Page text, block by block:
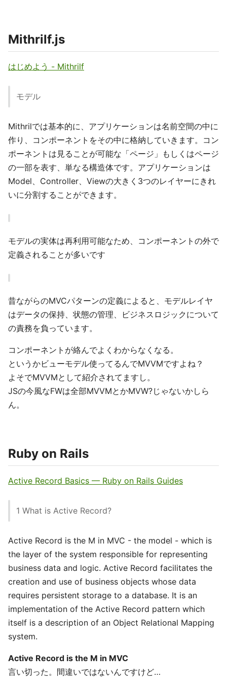
Mithrilf.js
はじめよう - Mithrilf
モデル
Mithrilでは基本的に、アプリケーションは名前空間の中に
作り、コンポーネントをその中に格納していきます。コン
ポーネントは見ることが可能な「ページ」もしくはページ
の一部を表す、単なる構造体です。アプリケーションは
Model、Controller、Viewの大きく3つのレイヤーにきれ
いに分割することができます。
モデルの実体は再利用可能なため、コンポーネントの外で
定義されることが多いです
昔ながらのMVCパターンの定義によると、モデルレイヤ
はデータの保持、状態の管理、ビジネスロジックについて
の責務を負っています。
コンポーネントが絡んでよくわからなくなる。
というかビューモデル使ってるんでMVVMですよね？
よそでMVVMとして紹介されてますし。
JSの今風なFWは全部MVVMとかMVW?じゃないかしら
ん。
Ruby on Rails
Active Record Basics — Ruby on Rails Guides
1 What is Active Record?
Active Record is the M in MVC - the model - which is
the layer of the system responsible for representing
business data and logic. Active Record facilitates the
creation and use of business objects whose data
requires persistent storage to a database. It is an
implementation of the Active Record pattern which
itself is a description of an Object Relational Mapping
system.
Active Record is the M in MVC
言い切った。間違いではないんですけど…